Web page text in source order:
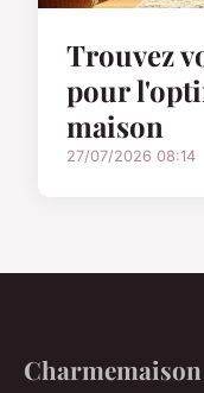
Trouvez
pour
maison
27/07/2026 08:14
Charmemaison